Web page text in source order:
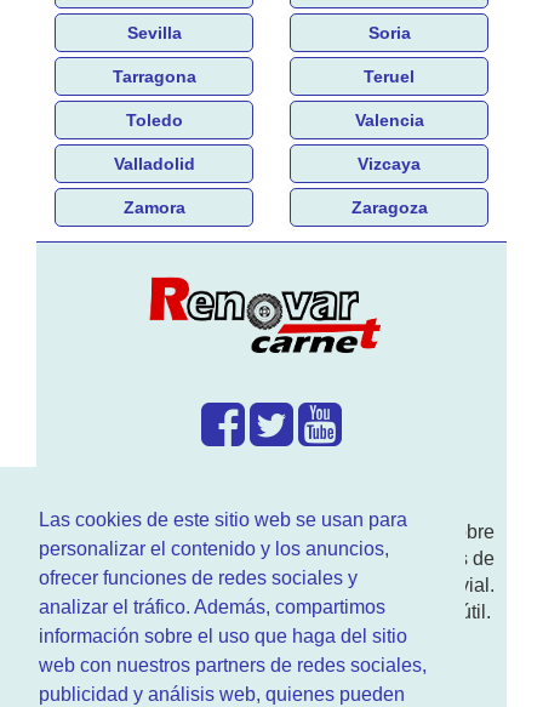
Las cookies de este sitio web se usan para
personalizar el contenido y los anuncios,
ofrecer funciones de redes sociales y
analizar el tráfico. Además, compartimos
información sobre el uso que haga del sitio
web con nuestros partners de redes sociales,
publicidad y análisis web, quienes pueden
Sevilla Soria
Tarragona Teruel
Toledo Valencia
Valladolid Vizcaya
Zamora Zaragoza
Enwww.RenovarCarnet.comTe contamos sobre
larenovación del permisode conducir, noticias de
actualidad motor y sobre todo seguridad vial.
Ademas tenemos todo tipo de información DGT útil.
¿Quienes somos?